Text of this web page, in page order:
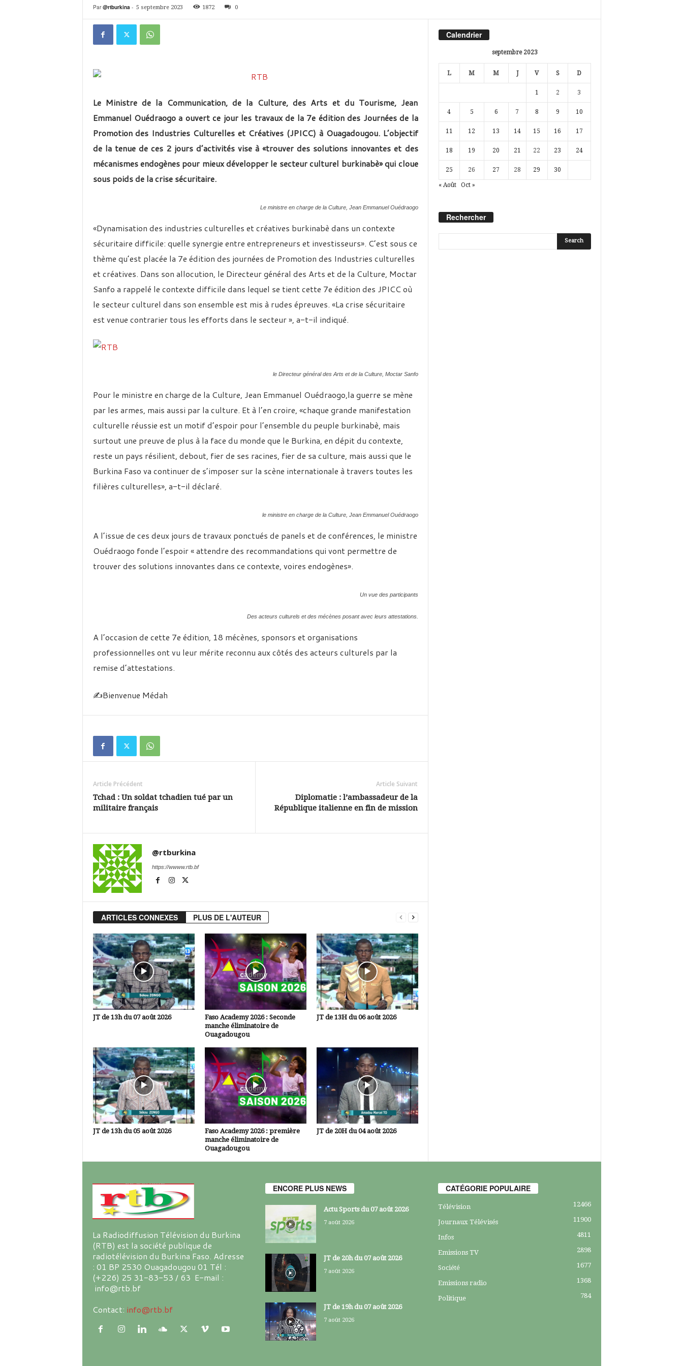
i
Par @rtburkina - 5 septembre 2023 1872 0
Le Ministre de la Communication, de la Culture, des Arts et du Tourisme, Jean
Emmanuel Ouédraogo a ouvert ce jour les travaux de la 7e édition des Journées de la
Promotion des Industries Culturelles et Créatives (JPICC) à Ouagadougou. L’objectif
de la tenue de ces 2 jours d’activités vise à «trouver des solutions innovantes et des
mécanismes endogènes pour mieux développer le secteur culturel burkinabè» qui cloue
sous poids de la crise sécuritaire.
Le ministre en charge de la Culture, Jean Emmanuel Ouédraogo
«Dynamisation des industries culturelles et créatives burkinabè dans un contexte
sécuritaire difficile: quelle synergie entre entrepreneurs et investisseurs». C’est sous ce
thème qu’est placée la 7e édition des journées de Promotion des Industries culturelles
et créatives. Dans son allocution, le Directeur général des Arts et de la Culture, Moctar
Sanfo a rappelé le contexte difficile dans lequel se tient cette 7e édition des JPICC où
le secteur culturel dans son ensemble est mis à rudes épreuves. «La crise sécuritaire
est venue contrarier tous les efforts dans le secteur », a-t-il indiqué.
le Directeur général des Arts et de la Culture, Moctar Sanfo
Pour le ministre en charge de la Culture, Jean Emmanuel Ouédraogo,la guerre se mène
par les armes, mais aussi par la culture. Et à l’en croire, «chaque grande manifestation
culturelle réussie est un motif d’espoir pour l’ensemble du peuple burkinabè, mais
surtout une preuve de plus à la face du monde que le Burkina, en dépit du contexte,
reste un pays résilient, debout, fier de ses racines, fier de sa culture, mais aussi que le
Burkina Faso va continuer de s’imposer sur la scène internationale à travers toutes les
filières culturelles», a-t-il déclaré.
le ministre en charge de la Culture, Jean Emmanuel Ouédraogo
A l’issue de ces deux jours de travaux ponctués de panels et de conférences, le ministre
Ouédraogo fonde l’espoir « attendre des recommandations qui vont permettre de
trouver des solutions innovantes dans ce contexte, voires endogènes».
Un vue des participants
Des acteurs culturels et des mécènes posant avec leurs attestations.
A l’occasion de cette 7e édition, 18 mécènes, sponsors et organisations
professionnelles ont vu leur mérite reconnu aux côtés des acteurs culturels par la
remise d’attestations.
✍️Bienvenue Médah
Article Précédent
Tchad : Un soldat tchadien tué par un
militaire français
Article Suivant
Diplomatie : l’ambassadeur de la
République italienne en fin de mission
@rtburkina
https://wwww.rtb.bf
ARTICLES CONNEXES PLUS DE L'AUTEUR
JT de 13h du 07 août 2026
Faso Academy 2026 : Seconde
manche éliminatoire de
Ouagadougou
JT de 13H du 06 août 2026
JT de 13h du 05 août 2026
Faso Academy 2026 : première
manche éliminatoire de
Ouagadougou
JT de 20H du 04 août 2026
Calendrier
septembre 2023
L M M J V S D
1 2 3
4 5 6 7 8 9 10
11 12 13 14 15 16 17
18 19 20 21 22 23 24
25 26 27 28 29 30
« Août Oct »
Rechercher
La Radiodiffusion Télévision du Burkina
(RTB) est la société publique de
radiotélévision du Burkina Faso. Adresse
: 01 BP 2530 Ouagadougou 01 Tél :
(+226) 25 31-83-53 / 63 E-mail :
info@rtb.bf
Contact: info@rtb.bf
ENCORE PLUS NEWS
Actu Sports du 07 août 2026
7 août 2026
JT de 20h du 07 août 2026
7 août 2026
JT de 19h du 07 août 2026
7 août 2026
CATÉGORIE POPULAIRE
Télévision 12466
Journaux Télévisés 11900
Infos 4811
Emissions TV 2898
Société 1677
Emissions radio 1368
Politique 784